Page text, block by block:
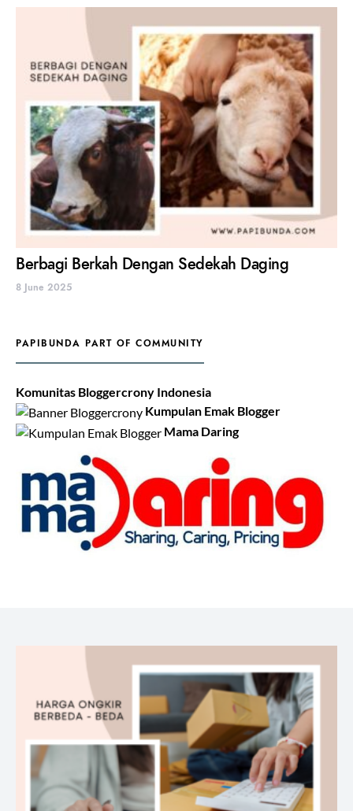
Berbagi Berkah Dengan Sedekah Daging
8 June 2025
PAPIBUNDA PART OF COMMUNITY
Komunitas Bloggercrony Indonesia
Kumpulan Emak Blogger
Mama Daring